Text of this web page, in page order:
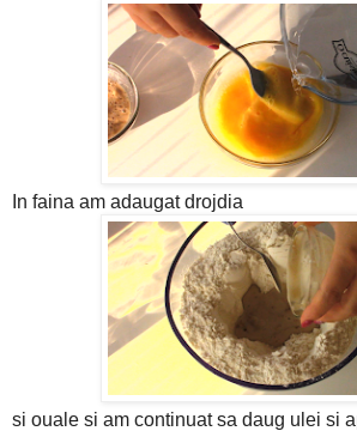
In faina am adaugat drojdia
si ouale si am continuat sa daug ulei si